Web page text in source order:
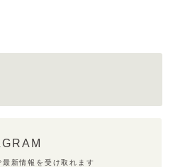
新情報を受け取れます